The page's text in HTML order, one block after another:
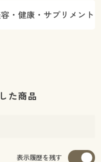
・健康・サプリメント
た商品
表示履歴を残す